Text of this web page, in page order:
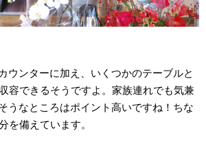
ウンターに加え、いくつかのテーブルと
容できるそうですよ。家族連れでも気兼
うなところはポイント高いですね！ちな
を備えています。